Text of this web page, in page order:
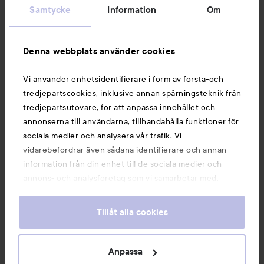
Samtycke Information Om
Denna webbplats använder cookies
Vi använder enhetsidentifierare i form av första-och
tredjepartscookies, inklusive annan spårningsteknik från
tredjepartsutövare, för att anpassa innehållet och
annonserna till användarna, tillhandahålla funktioner för
sociala medier och analysera vår trafik. Vi
vidarebefordrar även sådana identifierare och annan
information från din enhet till de sociala medier och
annons- och analysföretag som vi samarbetar med.
information som du har tillhandahållit eller som de har
våra cookies vid fortsatt användande av vår webbplats.
För information om hur du kan ändra inställningarna för
Tillåt alla cookies
Anpassa
Du kanske också gillar